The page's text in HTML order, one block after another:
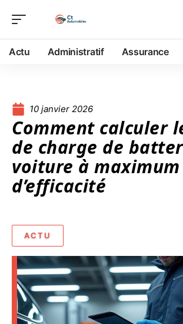
Actu Administratif Assurance
10 janvier 2026
Comment calculer
de charge de
voiture à maximum
d’efficacité
ACTU